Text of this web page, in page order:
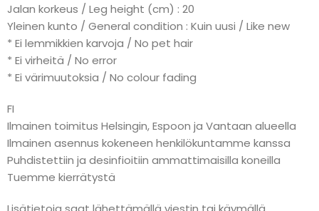
Jalan korkeus / Leg height (cm) : 20
Yleinen kunto / General condition : Kuin uusi / Like new
* Ei lemmikkien karvoja / No pet hair
* Ei virheitä / No error
* Ei värimuutoksia / No colour fading
FI
Ilmainen toimitus Helsingin, Espoon ja Vantaan alueella
Ilmainen asennus kokeneen henkilökuntamme kanssa
Puhdistettiin ja desinfioitiin ammattimaisilla koneilla
Tuemme kierrätystä